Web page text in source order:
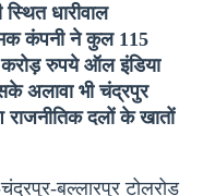
धारीवाल
कंपनी ने कुल 115
रुपये ऑल इंडिया
अलावा भी चंद्रपुर
राजनीतिक दलों के खातों
बल्लारपुर टोलरोड